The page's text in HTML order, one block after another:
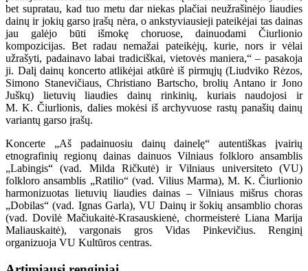
bet supratau, kad tuo metu dar niekas plačiai neužrašinėjo liaudies
dainų ir jokių garso įrašų nėra, o ankstyviausieji pateikėjai tas dainas
jau galėjo būti išmokę choruose, dainuodami Čiurlionio
kompozicijas. Bet radau nemažai pateikėjų, kurie, nors ir vėlai
užrašyti, padainavo labai tradiciškai, vietovės maniera,“ – pasakoja
ji. Dalį dainų koncerto atlikėjai atkūrė iš pirmųjų (Liudviko Rėzos,
Simono Stanevičiaus, Christiano Bartscho, brolių Antano ir Jono
Juškų) lietuvių liaudies dainų rinkinių, kuriais naudojosi ir
M. K. Čiurlionis, dalies mokėsi iš archyvuose rastų panašių dainų
variantų garso įrašų.
Koncerte „Aš padainuosiu dainų dainelę“ autentiškas įvairių
etnografinių regionų dainas dainuos Vilniaus folkloro ansamblis
„Labingis“ (vad. Milda Ričkutė) ir Vilniaus universiteto (VU)
folkloro ansamblis „Ratilio“ (vad. Vilius Marma), M. K. Čiurlionio
harmonizuotas lietuvių liaudies dainas – Vilniaus mišrus choras
„Dobilas“ (vad. Ignas Garla), VU Dainų ir šokių ansamblio choras
(vad. Dovilė Mačiukaitė-Krasauskienė, chormeisterė Liana Marija
Maliauskaitė), vargonais gros Vidas Pinkevičius. Renginį
organizuoja VU Kultūros centras.